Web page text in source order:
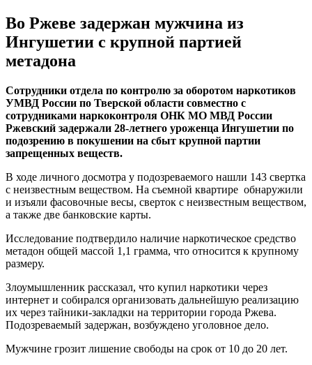
Во Ржеве задержан мужчина из
Ингушетии с крупной партией
метадона
Сотрудники отдела по контролю за оборотом наркотиков
УМВД России по Тверской области совместно с
сотрудниками наркоконтроля ОНК МО МВД России
Ржевский задержали 28-летнего уроженца Ингушетии по
подозрению в покушении на сбыт крупной партии
запрещенных веществ.
В ходе личного досмотра у подозреваемого нашли 143 свертка
с неизвестным веществом. На съемной квартире обнаружили
и изъяли фасовочные весы, сверток с неизвестным веществом,
а также две банковские карты.
Исследование подтвердило наличие наркотическое средство
метадон общей массой 1,1 грамма, что относится к крупному
размеру.
Злоумышленник рассказал, что купил наркотики через
интернет и собирался организовать дальнейшую реализацию
их через тайники-закладки на территории города Ржева.
Подозреваемый задержан, возбуждено уголовное дело.
Мужчине грозит лишение свободы на срок от 10 до 20 лет.